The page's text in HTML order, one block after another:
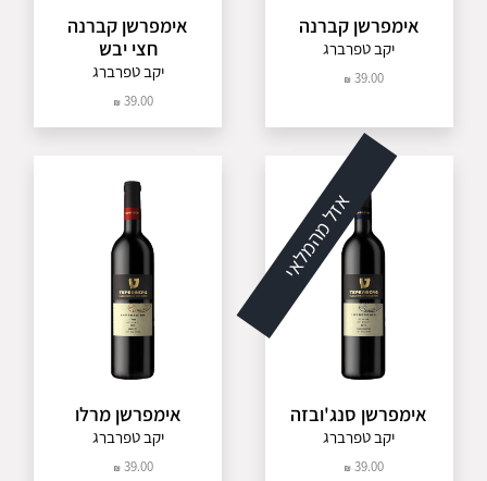
אימפרשן קברנה
יקב טפרברג
39.00
אימפרשן קברנה
חצי יבש
יקב טפרברג
39.00
אזל מהמלאי
אימפרשן סנג'ובזה
יקב טפרברג
39.00
אימפרשן מרלו
יקב טפרברג
39.00